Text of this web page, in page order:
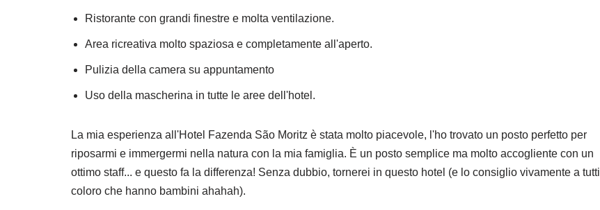
Ristorante con grandi finestre e molta ventilazione.
Area ricreativa molto spaziosa e completamente all'aperto.
Pulizia della camera su appuntamento
Uso della mascherina in tutte le aree dell'hotel.
La mia esperienza all'Hotel Fazenda São Moritz è stata molto piacevole, l'ho trovato un posto perfetto per
riposarmi e immergermi nella natura con la mia famiglia. È un posto semplice ma molto accogliente con un
ottimo staff... e questo fa la differenza! Senza dubbio, tornerei in questo hotel (e lo consiglio vivamente a tutti
coloro che hanno bambini ahahah).